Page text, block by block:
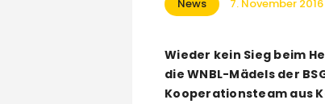
News 7. November 2016
Wieder kein Sieg beim
die WNBL-Mädels der
Kooperationsteam aus